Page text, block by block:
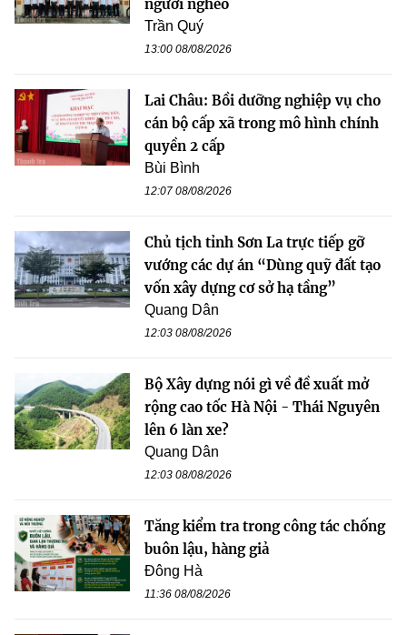
người nghèo
Trần Quý
13:00 08/08/2026
Lai Châu: Bồi dưỡng nghiệp vụ cho
cán bộ cấp xã trong mô hình chính
quyền 2 cấp
Bùi Bình
12:07 08/08/2026
Chủ tịch tỉnh Sơn La trực tiếp gỡ
vướng các dự án “Dùng quỹ đất tạo
vốn xây dựng cơ sở hạ tầng”
Quang Dân
12:03 08/08/2026
Bộ Xây dựng nói gì về đề xuất mở
rộng cao tốc Hà Nội - Thái Nguyên
lên 6 làn xe?
Quang Dân
12:03 08/08/2026
Tăng kiểm tra trong công tác chống
buôn lậu, hàng giả
Đông Hà
11:36 08/08/2026